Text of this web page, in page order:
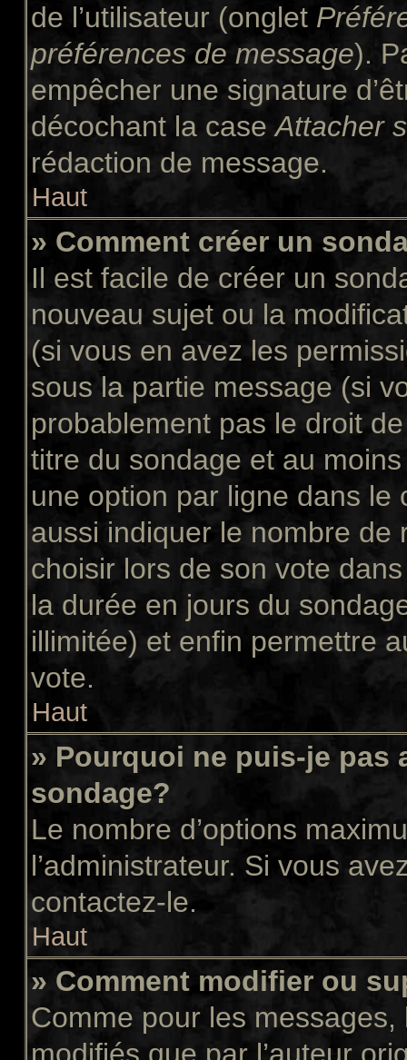
de l’utilisateur (onglet
préférences de message).
empêcher une signature
décochant la caseAttacher
rédaction de message.
Haut
» Comment créer un
Il est facile de créer un
nouveau sujet ou la
(si vous en avez les
sous la partie message (si
probablement pas le droit
titre du sondage et au
une option par ligne dans le
aussi indiquer le nombre de
choisir lors de son vote
la durée en jours du
illimitée) et enfin permettre
vote.
Haut
» Pourquoi ne puis-je pas
sondage?
Le nombre d’options
l’administrateur. Si vous
contactez-le.
Haut
» Comment modifier ou
Comme pour les